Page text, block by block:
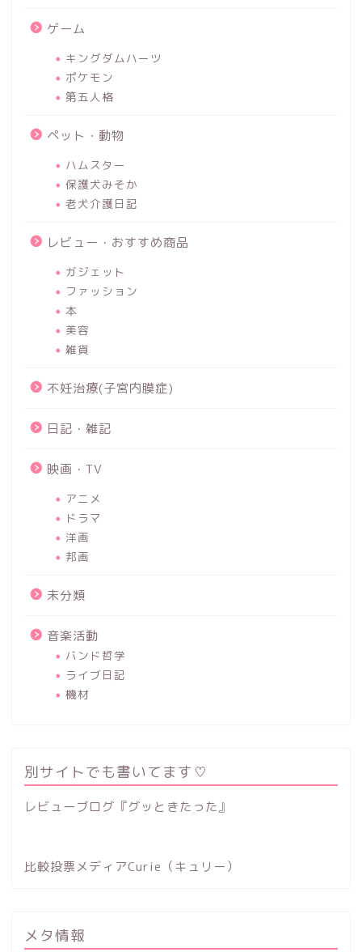
ゲーム
キングダムハーツ
ポケモン
第五人格
ペット・動物
ハムスター
保護犬みそか
老犬介護日記
レビュー・おすすめ商品
ガジェット
ファッション
本
美容
雑貨
不妊治療(子宮内膜症)
日記・雑記
映画・TV
アニメ
ドラマ
洋画
邦画
未分類
音楽活動
バンド哲学
ライブ日記
機材
別サイトでも書いてます♡
レビューブログ『グッときたった』
比較投票メディアCurie（キュリー）
メタ情報